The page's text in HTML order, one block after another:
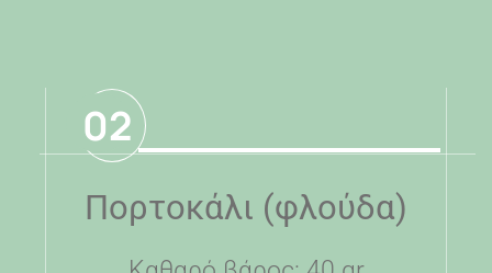
02
Πορτοκάλι (φλούδα)